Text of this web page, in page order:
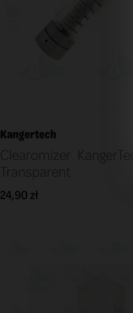
Kangertech
Clearomizer
Transparent
24,90 zł